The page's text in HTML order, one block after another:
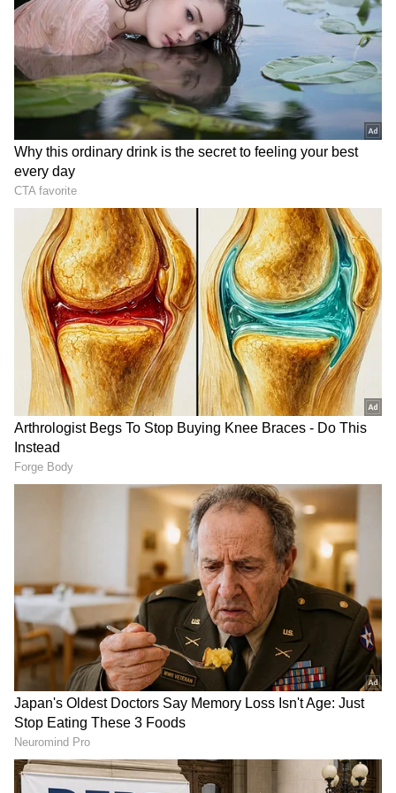
DOWNLOAD APP
RECOMMENDED STORIES
SIP Investment: ತಿಂಗಳಿಗೆ
ಲಕ್ಷಾಧಿಪತಿಯಾಗಿ! ಈ ಸಿಂಪಲ್
ಟ್ರಿಕ್ ಮಿಸ್ ಮಾಡ್ಕೋಬೇಡಿ
RBI Gold Reserve: ರೂಪಾಯಿ
ಮೌಲ್ಯ ಉಳಿಸಲು ರಿಸರ್ವ್
ಬ್ಯಾಂಕ್ ಚಿನ್ನ ಮಾರಿಬಿಡ್ತಾ?
ಕೇಂದ್ರ ಸರ್ಕಾರದಿಂದ ಸ್ಪಷ್ಟನೆ
ಅಂಗಡಿ, ಹೂಡಿಕೆಯೂ ಬೇಡ;
ಇಲ್ಲಿದೆ ಹೊಸ ವ್ಯಾಪಾರ ವಿಧಾನ &
ಕ್ರೆಡಿಕ್ ಕಾರ್ಡ್ ಬಳಕೆ ಮಾಡ್ತಿದ್ರೆ…
ಈ 5 ತಪ್ಪುಗಳನ್ನು ತಪ್ಪಿಯೂ